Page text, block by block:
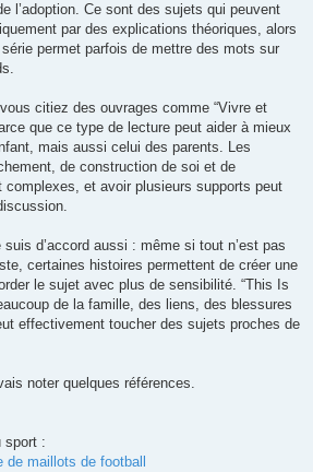
l’adoption. Ce sont des sujets qui peuvent
par des explications théoriques, alors
permet parfois de mettre des mots sur
citiez des ouvrages comme “Vivre et
que ce type de lecture peut aider à mieux
mais aussi celui des parents. Les
de construction de soi et de
et avoir plusieurs supports peut
d’accord aussi : même si tout n’est pas
certaines histoires permettent de créer une
le sujet avec plus de sensibilité. “This Is
de la famille, des liens, des blessures
effectivement toucher des sujets proches de
noter quelques références.
sport :
de maillots de football